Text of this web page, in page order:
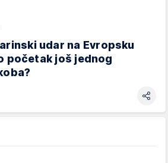
udar na Evropsku
početak još jednog